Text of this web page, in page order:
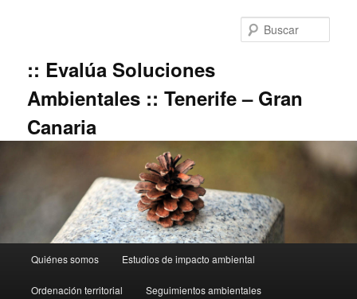
:: Evalúa Soluciones
Ambientales :: Tenerife – Gran
Canaria
principal
Quiénes somos Estudios de impacto ambiental
Ordenación territorial Seguimientos ambientales